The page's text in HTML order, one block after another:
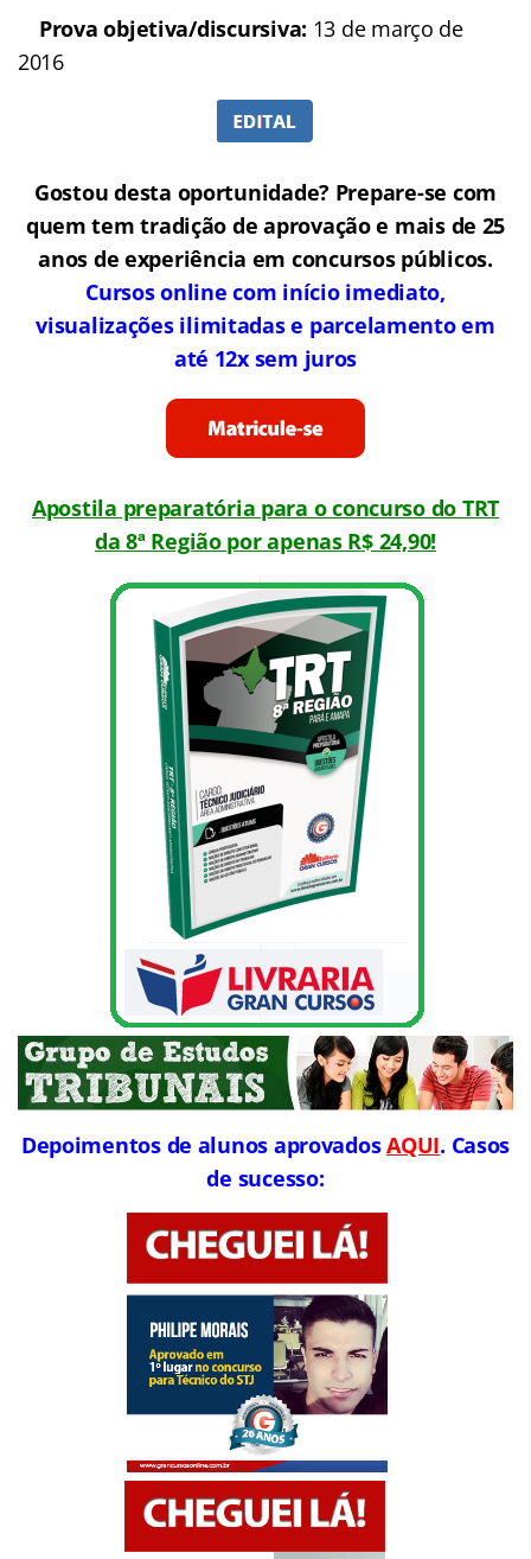
Prova objetiva/discursiva: 13 de março de
2016
Gostou desta oportunidade? Prepare-se com
quem tem tradição de aprovação e mais de 25
anos de experiência em concursos públicos.
Cursos online com início imediato,
visualizações ilimitadas e parcelamento em
até 12x sem juros
Apostila preparatória para o concurso do TRT
da 8ª Região por apenas R$ 24,90!
Depoimentos de alunos aprovadosAQUI. Casos
de sucesso: